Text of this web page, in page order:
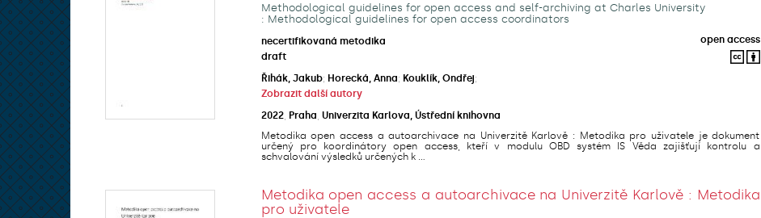
Methodological guidelines for open access and self-archiving at Charles University
: Methodological guidelines for open access coordinators
necertifikovaná metodika
open access
draft
Řihák, Jakub; Horecká, Anna; Kouklík, Ondřej;
Zobrazit další autory
2022, Praha Univerzita Karlova, Ústřední knihovna
Metodika open access a autoarchivace na Univerzitě Karlově : Metodika pro uživatele je dokument
určený pro koordinátory open access, kteří v modulu OBD systém IS Věda zajišťují kontrolu a
schvalování výsledků určených k ...
Metodika open access a autoarchivace na Univerzitě Karlově : Metodika
pro uživatele